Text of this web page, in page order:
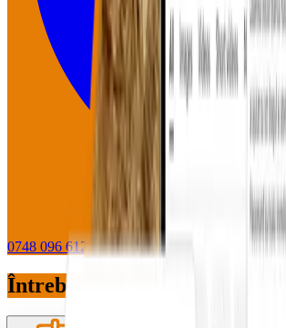
0748 096 612 WhatsApp
Întrebări pe care le primim